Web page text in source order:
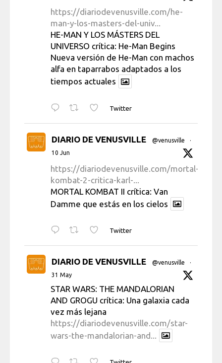
https://diariodevenusville.com/he-
man-y-los-masters-del-univ...
HE-MAN Y LOS MÁSTERS DEL
UNIVERSO crítica: He-Man Begins
Nueva versión de He-Man con machos
alfa en taparrabos adaptados a los
tiempos actuales
Twitter
DIARIO DE VENUSVILLE @venusville
·
10 Jun
https://diariodevenusville.com/mortal-
kombat-2-critica-karl-...
MORTAL KOMBAT II crítica: Van
Damme que estás en los cielos
Twitter
DIARIO DE VENUSVILLE @venusville
·
31 May
STAR WARS: THE MANDALORIAN
AND GROGU crítica: Una galaxia cada
vez más lejana
https://diariodevenusville.com/star-
wars-the-mandalorian-and...